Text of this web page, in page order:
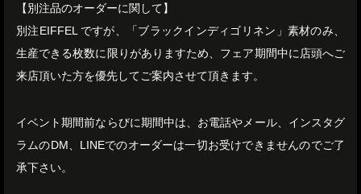
【別注品のオーダーに関して】
別注EIFFEL ですが、「ブラックインディゴリネン」素材のみ、
生産できる枚数に限りがありますため、フェア期間中に店頭へご
来店頂いた方を優先してご案内させて頂きます。
イベント期間前ならびに期間中は、お電話やメール、インスタグ
ラムのDM、LINEでのオーダーは一切お受けできませんのでご了
承下さい。